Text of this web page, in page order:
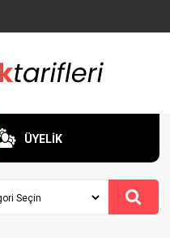
ÜYELİK